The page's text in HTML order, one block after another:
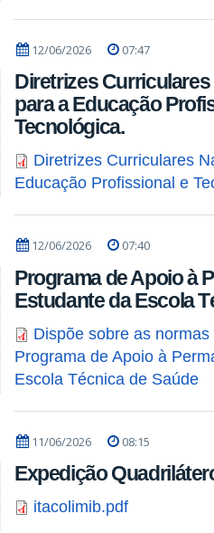
12/06/2026 07:47
Diretrizes
para a Educação
Tecnológica.
Diretrizes Curriculares
Educação Profissional e
12/06/2026 07:40
Programa de Apoio à
Estudante da Escola
Dispõe sobre as
Programa de Apoio à
Escola Técnica de Saúde
11/06/2026 08:15
Expedição
itacolimib.pdf